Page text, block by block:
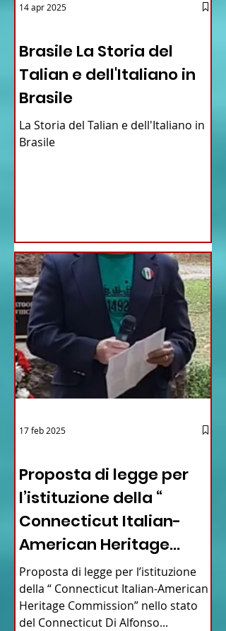
Brasile La Storia del
Talian e dell'Italiano in
Brasile
La Storia del Talian e dell'Italiano in
Brasile
14 apr 2025
Proposta di legge per
l’istituzione della “
Connecticut Italian-
American Heritage
Commission” nello stato
del Connecticut
Proposta di legge per l’istituzione
della “ Connecticut Italian-American
Heritage Commission” nello stato
del Connecticut Di Alfonso...
17 feb 2025